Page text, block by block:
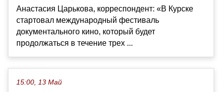
Анастасия Царькова, корреспондент: «В Курске
стартовал международный фестиваль
документального кино, который будет
продолжаться в течение трех ...
15:00, 13 Май